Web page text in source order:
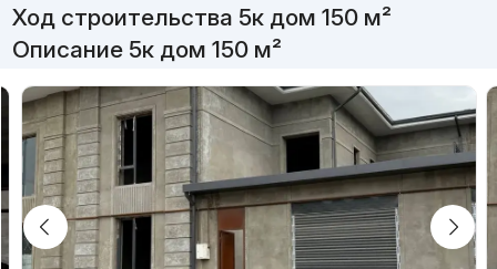
Ход строительства 5к дом 150 м²
Описание 5к дом 150 м²